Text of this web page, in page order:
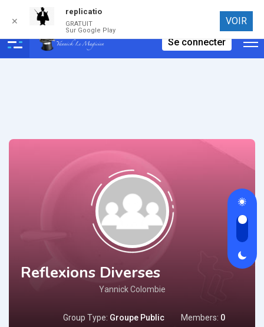
Connexion
Se connecter
Reflexions Diverses
Yannick Colombie
Group Type: Groupe Public Members: 0
✕
replicatio
GRATUIT
Sur Google Play
VOIR